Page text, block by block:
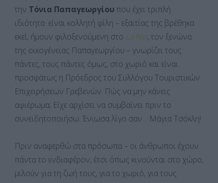
την Τόνια Παπαγεωργίου που έχει τριπλή
ιδιότητα· είναι κολλητή φίλη – εξαιτίας της βρέθηκα
εκεί, ήμουν φιλοξενούμενη στο La Noi, τον ξενώνα
της οικογένειας Παπαγεωργίου – γνωρίζει τους
πάντες, τους πάντες όμως, στο χωριό και είναι
προσφάτως η Πρόεδρος του Συλλόγου Τουριστικών
Επιχειρήσεων Γρεβενών. Πώς να μην κάνεις
αφιέρωμα; Είχε αρχίσει να συμβαίνει πριν το
συνειδητοποιήσω. Ένιωσα λίγο σαν… Μάγια Τσόκλη!
Πριν αναφερθώ στα πρόσωπα – οι άνθρωποι έχουν
πάντα το ενδιαφέρον, έτσι όπως κινούνται στο χώρο,
μιλούν για τη ζωή τους, για το χωριό, για τους